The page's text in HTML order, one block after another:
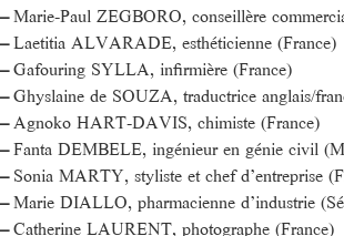
–Marie-Paul ZEGBORO, conseillère
–Laetitia ALVARADE, esthéticienne (France)
–Gafouring SYLLA, infirmière (France)
–Ghyslaine de SOUZA, traductrice anglais/
–Agnoko HART-DAVIS, chimiste (France)
–Fanta DEMBELE, ingénieur en génie civil
–Sonia MARTY, styliste et chef d’entreprise
–Marie DIALLO, pharmacienne d’industrie
–Catherine LAURENT, photographe (France)